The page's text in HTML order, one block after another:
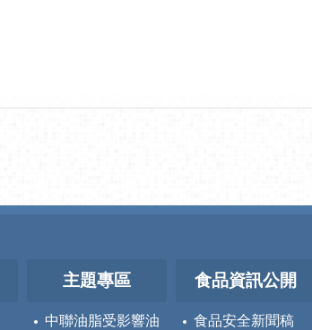
主題專區
中聯油脂受影響油
食品資訊公開
食品安全新聞稿